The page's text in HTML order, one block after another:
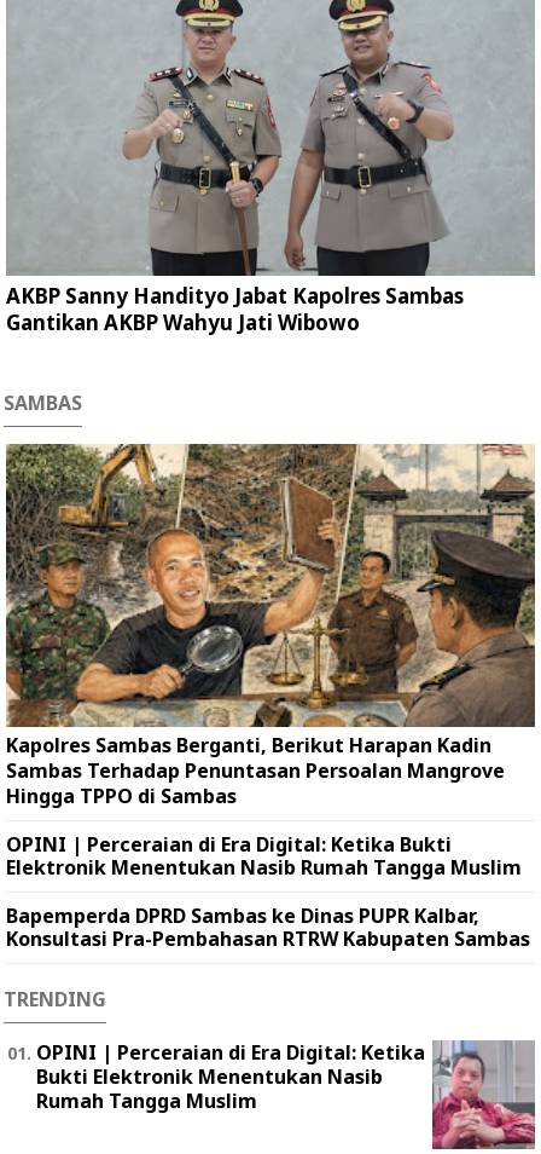
AKBP Sanny Handityo Jabat Kapolres Sambas
Gantikan AKBP Wahyu Jati Wibowo
SAMBAS
Kapolres Sambas Berganti, Berikut Harapan Kadin
Sambas Terhadap Penuntasan Persoalan Mangrove
Hingga TPPO di Sambas
OPINI | Perceraian di Era Digital: Ketika Bukti
Elektronik Menentukan Nasib Rumah Tangga Muslim
Bapemperda DPRD Sambas ke Dinas PUPR Kalbar,
Konsultasi Pra-Pembahasan RTRW Kabupaten Sambas
TRENDING
OPINI | Perceraian di Era Digital: Ketika
Bukti Elektronik Menentukan Nasib
Rumah Tangga Muslim